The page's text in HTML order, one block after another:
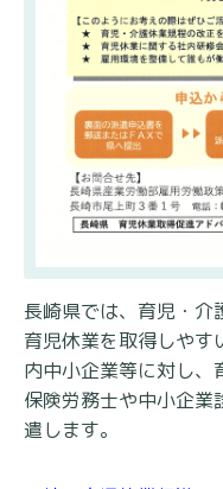
長崎県では、育児・介
育児休業を取得しやす
内中小企業等に対し、
保険労務士や中小企業
遣します。